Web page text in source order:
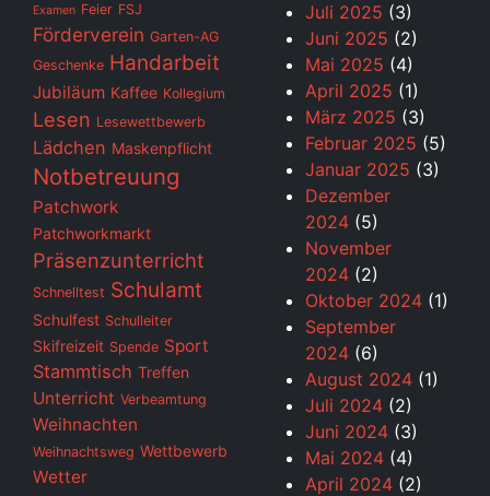
Examen Feier FSJ
Förderverein Garten-AG
Geschenke Handarbeit
Jubiläum Kaffee Kollegium
Lesen Lesewettbewerb
Lädchen Maskenpflicht
Notbetreuung
Patchwork
Patchworkmarkt
Präsenzunterricht
Schnelltest Schulamt
Schulfest Schulleiter
Skifreizeit Spende Sport
Stammtisch Treffen
Unterricht Verbeamtung
Weihnachten
Weihnachtsweg Wettbewerb
Wetter
Juli 2025 (3)
Juni 2025 (2)
Mai 2025 (4)
April 2025 (1)
März 2025 (3)
Februar 2025 (5)
Januar 2025 (3)
Dezember
2024 (5)
November
2024 (2)
Oktober 2024 (1)
September
2024 (6)
August 2024 (1)
Juli 2024 (2)
Juni 2024 (3)
Mai 2024 (4)
April 2024 (2)